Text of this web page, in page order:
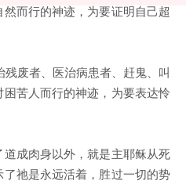
而行的神迹，为要证明自己超
废者、医治病患者、赶鬼、叫
苦人而行的神迹，为要表达怜
成肉身以外，就是主耶稣从死
祂是永远活着，胜过一切的势